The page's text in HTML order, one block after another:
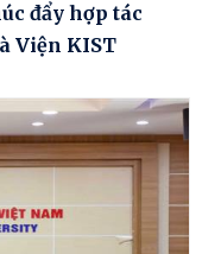
đẩy hợp tác
Viện KIST